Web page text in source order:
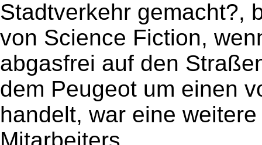
Stadtverkehr gemacht?,
von Science Fiction,
abgasfrei auf den
dem Peugeot um einen
handelt, war eine